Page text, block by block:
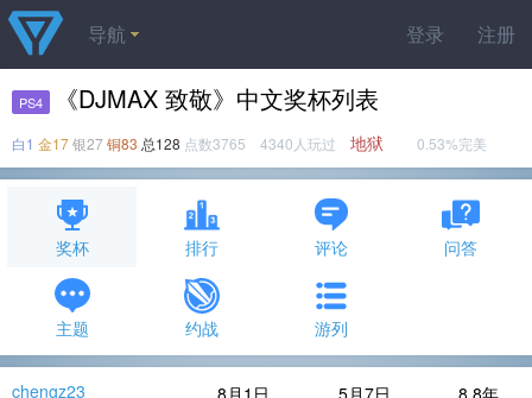
登录 注册
导航
PS4 《DJMAX 致敬》中文奖杯列表
白1 金17银27 铜83 总128 点数3765 4340人玩过 地狱 0.53%完美
奖杯 排行 评论 问答
主题 约战 游列
chengz23 8月1日 5月7日 8.8年